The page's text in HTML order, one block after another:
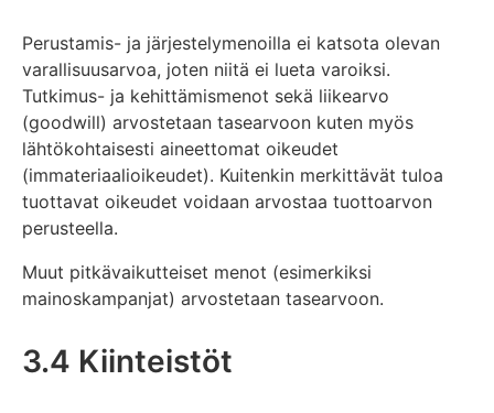
Perustamis- ja järjestelymenoilla ei katsota olevan
varallisuusarvoa, joten niitä ei lueta varoiksi.
Tutkimus- ja kehittämismenot sekä liikearvo
(goodwill) arvostetaan tasearvoon kuten myös
lähtökohtaisesti aineettomat oikeudet
(immateriaalioikeudet). Kuitenkin merkittävät tuloa
tuottavat oikeudet voidaan arvostaa tuottoarvon
perusteella.
Muut pitkävaikutteiset menot (esimerkiksi
mainoskampanjat) arvostetaan tasearvoon.
3.4 Kiinteistöt